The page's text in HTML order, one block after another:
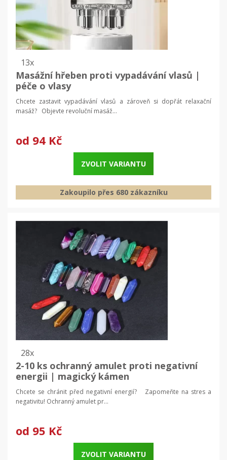
13x
Masážní hřeben proti vypadávání vlasů |
péče o vlasy
Chcete zastavit vypadávání vlasů a zároveň si dopřát relaxační
masáž? Objevte revoluční masáž...
od 94 Kč
ZVOLIT VARIANTU
Zakoupilo přes 680 zákazníku
28x
2-10 ks ochranný amulet proti negativní
energii | magický kámen
Chcete se chránit před negativní energií? Zapomeňte na stres a
negativitu! Ochranný amulet pr...
od 95 Kč
ZVOLIT VARIANTU